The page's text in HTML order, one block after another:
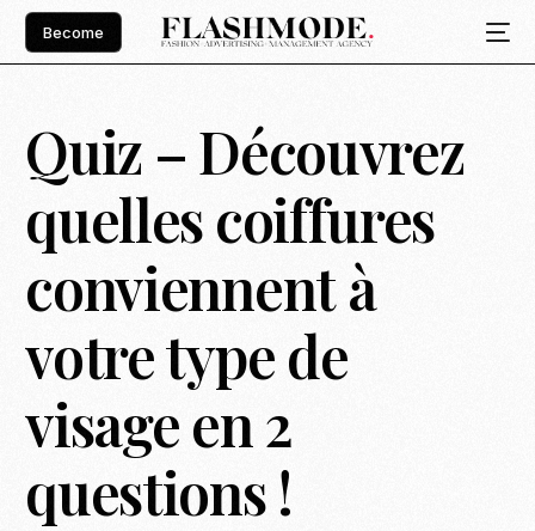
Become
Quiz – Découvrez
quelles coiffures
conviennent à
votre type de
visage en 2
questions !